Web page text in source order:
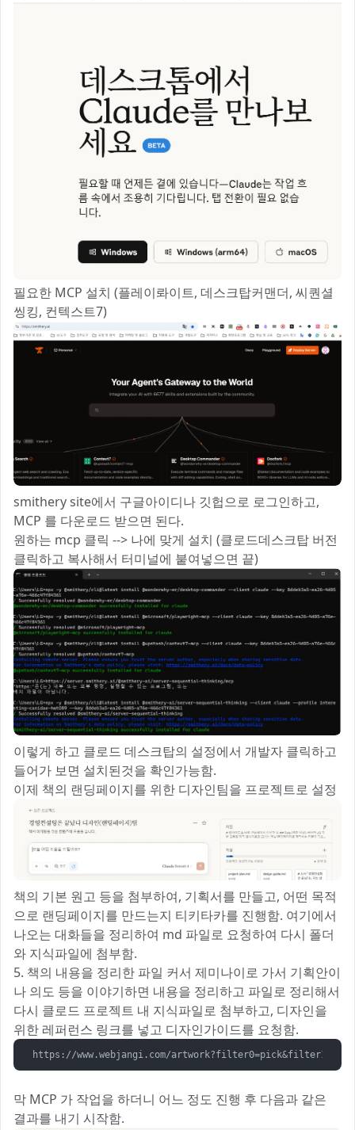
필요한 MCP 설치 (플레이롸이트, 데스크탑커맨더, 씨퀀셜
씽킹, 컨텍스트7)
smithery site에서 구글아이디나 깃헙으로 로그인하고,
MCP 를 다운로드 받으면 된다.
원하는 mcp 클릭 --> 나에 맞게 설치 (클로드데스크탑 버전
클릭하고 복사해서 터미널에 붙여넣으면 끝)
이렇게 하고 클로드 데스크탑의 설정에서 개발자 클릭하고
들어가 보면 설치된것을 확인가능함.
이제 책의 랜딩페이지를 위한 디자인팀을 프로젝트로 설정
책의 기본 원고 등을 첨부하여, 기획서를 만들고, 어떤 목적
으로 랜딩페이지를 만드는지 티키타카를 진행함. 여기에서
나오는 대화들을 정리하여 md 파일로 요청하여 다시 폴더
와 지식파일에 첨부함.
5. 책의 내용을 정리한 파일 커서 제미나이로 가서 기획안이
나 의도 등을 이야기하면 내용을 정리하고 파일로 정리해서
다시 클로드 프로젝트 내 지식파일로 첨부하고, 디자인을
위한 레퍼런스 링크를 넣고 디자인가이드를 요청함.
https://www.webjangi.com/
막 MCP 가 작업을 하더니 어느 정도 진행 후 다음과 같은
결과를 내기 시작함.